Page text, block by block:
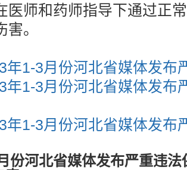
医师和药师指导下通过正
。
年1-3月份河北省媒体发布
年1-3月份河北省媒体发布
年1-3月份河北省媒体发布
份河北省媒体发布严重违法